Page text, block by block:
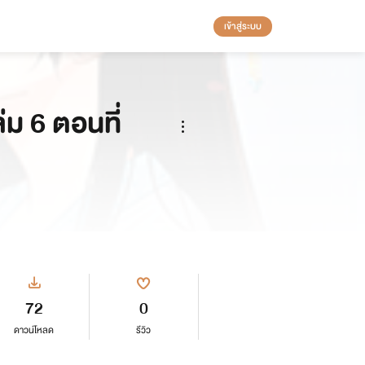
เข้าสู่ระบบ
6 ตอนที่
72
ดาวน์โหลด
0
รีวิว